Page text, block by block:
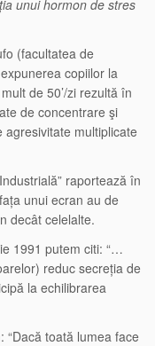
unui hormon de stres
(facultatea de
copiilor la
de 50’/zi rezultă în
de concentrare şi
multiplicate
raportează în
unui ecran au de
decât celelalte.
1991 putem citi: “…
reduc secreția de
la echilibrarea
toată lumea face